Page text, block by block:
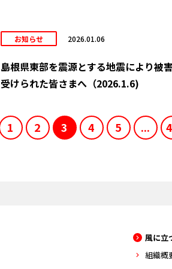
お知らせ 2026.01.06
島根県東部を震源とする地震により被
受けられた皆さまへ（2026.1.6)
1 2 3 4 5 ...
風に立
組織概